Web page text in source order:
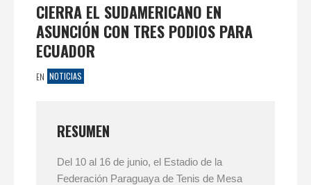
CIERRA EL SUDAMERICANO EN
ASUNCIÓN CON TRES PODIOS PARA
ECUADOR
EN NOTICIAS
RESUMEN
Del 10 al 16 de junio, el Estadio de la
Federación Paraguaya de Tenis de Mesa